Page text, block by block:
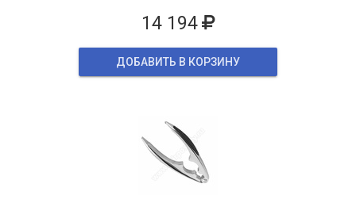
14 194
ДОБАВИТЬ В КОРЗИНУ